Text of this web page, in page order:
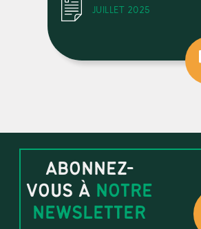
JUILLET 2025
ABONNEZ-
VOUS À NOTRE
NEWSLETTER